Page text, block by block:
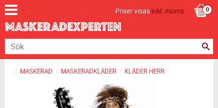
Priser visasinkl. moms
MASKERAD MASKERADKLÄDER KLÄDER HERR